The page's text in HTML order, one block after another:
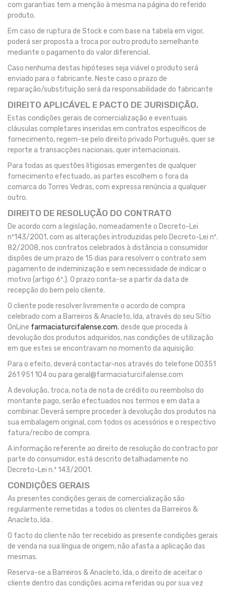
com garantias tem a menção à mesma na página do referido
produto.
Em caso de ruptura de Stock e com base na tabela em vigor,
poderá ser proposta a troca por outro produto semelhante
mediante o pagamento do valor diferencial.
Caso nenhuma destas hipóteses seja viável o produto será
enviado para o fabricante. Neste caso o prazo de
reparação/substituição será da responsabilidade do fabricante
DIREITO APLICÁVEL E PACTO DE JURISDIÇÃO.
Estas condições gerais de comercialização e eventuais
cláusulas completares inseridas em contratos específicos de
fornecimento, regem-se pelo direito privado Português, quer se
reporte a transacções nacionais, quer internacionais.
Para todas as questões litigiosas emergentes de qualquer
fornecimento efectuado, as partes escolhem o fora da
comarca do Torres Vedras, com expressa renúncia a qualquer
outro.
DIREITO DE RESOLUÇÃO DO CONTRATO
De acordo com a legislação, nomeadamente o Decreto-Lei
nº143/2001, com as alterações introduzidas pelo Decreto-Lei nº.
82/2008, nos contratos celebrados à distância o consumidor
dispões de um prazo de 15 dias para resolverr o contrato sem
pagamento de indeminização e sem necessidade de indicar o
motivo (artigo 6º.). O prazo conta-se a partir da data de
recepção do bem pelo cliente.
O cliente pode resolver livremente o acordo de compra
celebrado com a Barreiros & Anacleto, lda, através do seu Sítio
OnLine farmaciaturcifalense.com, desde que proceda à
devolução dos produtos adquiridos, nas condições de utilização
em que estes se encontravam no momento da aquisição:
Para o efeito, deverá contactar-nos através do telefone 00351
261 951 104 ou para geral@farmaciaturcifalense.com
A devolução, troca, nota de nota de crédito ou reembolso do
montante pago, serão efectuados nos termos e em data a
combinar. Deverá sempre proceder à devolução dos produtos na
sua embalagem original, com todos os acessórios e o respectivo
fatura/recibo de compra.
A informação referente ao direito de resolução do contracto por
parte do consumidor, está descrito detalhadamente no
Decreto-Lei n.º 143/2001.
CONDIÇÕES GERAIS
As presentes condições gerais de comercialização são
regularmente remetidas a todos os clientes da Barreiros &
Anacleto, lda .
O facto do cliente não ter recebido as presente condições gerais
de venda na sua língua de origem, não afasta a aplicação das
mesmas.
Reserva-se a Barreiros & Anacleto, lda, o direito de aceitar o
cliente dentro das condições acima referidas ou por sua vez